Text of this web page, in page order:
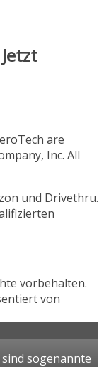
are
Inc. All
und Drivethru.
vorbehalten.
von
sogenannte